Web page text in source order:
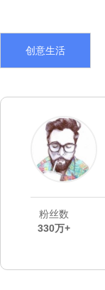
创意生活
粉丝数
330万+